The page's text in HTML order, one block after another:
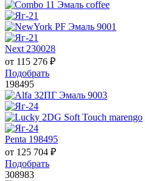
Next 230028
от 115 276 ₽
Подобрать
198495
Penta 198495
от 125 704 ₽
Подобрать
308983